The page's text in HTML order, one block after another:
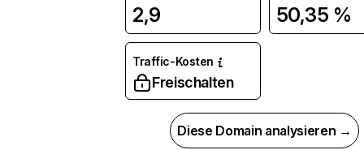
2,9 50,35 %
Traffic-Kosten
Freischalten
Diese Domain analysieren →